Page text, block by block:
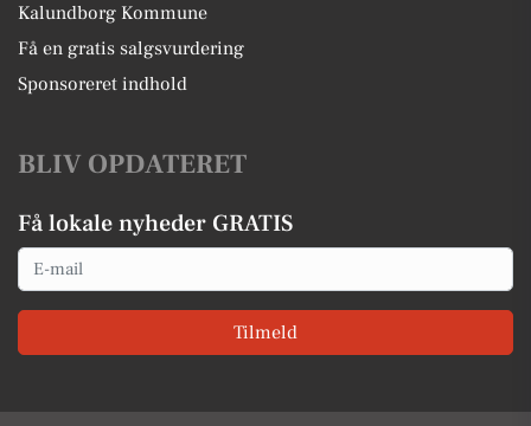
Kalundborg Kommune
Få en gratis salgsvurdering
Sponsoreret indhold
BLIV OPDATERET
Få lokale nyheder GRATIS
Email
Tilmeld